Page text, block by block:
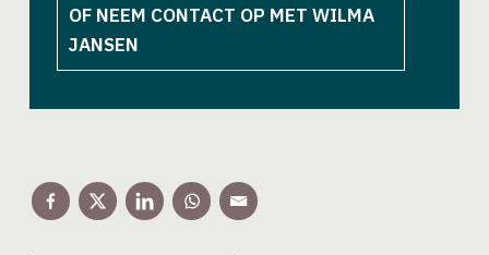
OF NEEM CONTACT OP MET WILMA
JANSEN